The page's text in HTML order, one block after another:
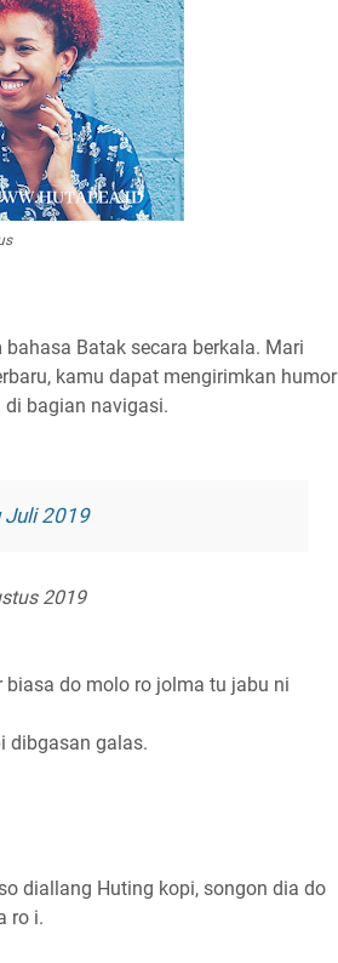
Batak secara berkala. Mari
kamu dapat mengirimkan humor
bagian navigasi.
Juli 2019
2019
do molo ro jolma tu jabu ni
dibgasan galas.
diallang Huting kopi, songon dia do
ro i.